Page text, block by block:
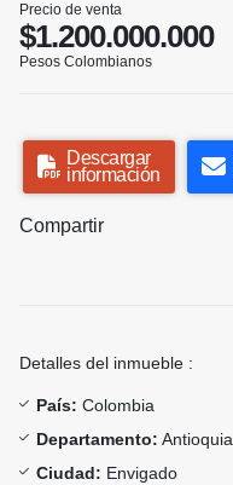
Precio de venta
$1.200.000.000
Pesos Colombianos
Descargar
información
Compartir
Detalles del inmueble :
País: Colombia
Departamento: Antioquia
Ciudad: Envigado